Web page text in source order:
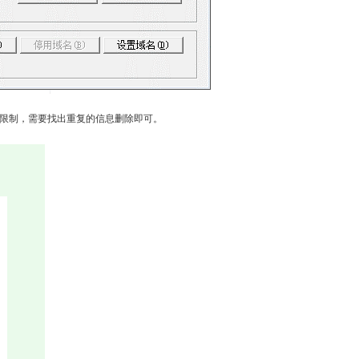
，需要找出重复的信息删除即可。